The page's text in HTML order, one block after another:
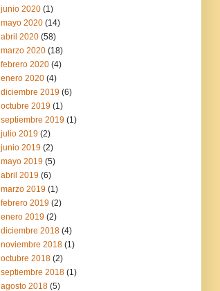
junio 2020 (1)
mayo 2020 (14)
abril 2020 (58)
marzo 2020 (18)
febrero 2020 (4)
enero 2020 (4)
diciembre 2019 (6)
octubre 2019 (1)
septiembre 2019 (1)
julio 2019 (2)
junio 2019 (2)
mayo 2019 (5)
abril 2019 (6)
marzo 2019 (1)
febrero 2019 (2)
enero 2019 (2)
diciembre 2018 (4)
noviembre 2018 (1)
octubre 2018 (2)
septiembre 2018 (1)
agosto 2018 (5)